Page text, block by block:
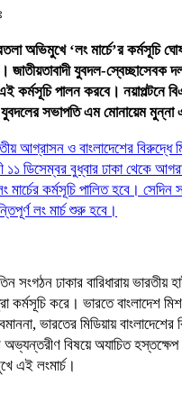
অভিমুখে ‘লং মার্চে’র কর্মসূচি
জাতীয়তাবাদী যুবদল-স্বেচ্ছাসেবক
কর্মসূচি পালন করবে। নয়াপল্টনে
যুবদলের সভাপতি এম মোনায়েম
আগ্রাসন ও বাংলাদেশের বিরুদ্ধে
১১ ডিসেম্বর বুধ্বার ঢাকা থেকে
মার্চের কর্মসূচি পালিত হবে।
লং মার্চ শুরু হবে।
সংগঠন ঢাকার বারিধারায় ভারতীয়
কর্মসূচি করে। ভারতে বাংলাদেশ
ভারতের মিডিয়ায়
অভ্যন্তরীণ বিষয়ে অযাচিত হস্তক্ষেপ
এই লংমার্চ।